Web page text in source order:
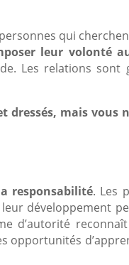
qui
leur volonté
Les relations sont
mais vous
responsabilité. Les
développement
d’autorité
opportunités